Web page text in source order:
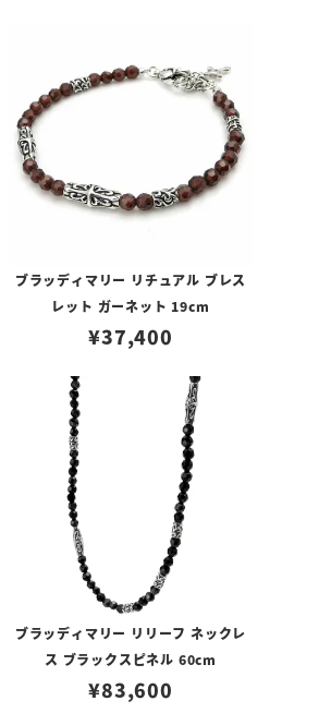
ブラッディマリー リチュアル ブレス
レット ガーネット 19cm
¥37,400
ブラッディマリー リリーフ ネックレ
ス ブラックスピネル 60cm
¥83,600